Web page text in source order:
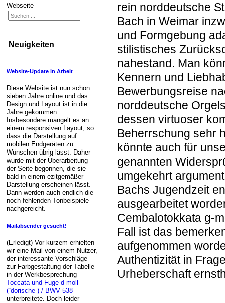
Webseite
Neuigkeiten
Website-Update in Arbeit
Diese Website ist nun schon
sieben Jahre online und das
Design und Layout ist in die
Jahre gekommen.
Insbesondere mangelt es an
einem responsiven Layout, so
dass die Darstellung auf
mobilen Endgeräten zu
Wünschen übrig lässt. Daher
wurde mit der Überarbeitung
der Seite begonnen, die sie
bald in einem ezitgemäßer
Darstellung erscheinen lässt.
Dann werden auch endlich die
noch fehlenden Tonbeispiele
nachgereicht.
Mailabsender gesucht!
(Erledigt) Vor kurzem erhielten
wir eine Mail von einem Nutzer,
der interessante Vorschläge
zur Farbgestaltung der Tabelle
in der Werkbesprechung
Toccata und Fuge d-moll
(“dorische”) / BWV 538
unterbreitete. Doch leider
rein norddeutsche
Bach in Weimar
und Formgebung
stilistisches
nahestand. Man
Kennern und
Bewerbungsreise
norddeutsche
dessen virtuoser
Beherrschung sehr
könnte auch für
genannten
umgekehrt
Bachs Jugendzeit
ausgearbeitet
Cembalotokkata g-
Fall ist das
aufgenommen
Authentizität in
Urheberschaft